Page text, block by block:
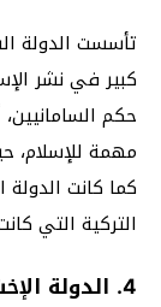
تأسست الدولة
كبير في نشر
حكم
مهمة للإسلام،
كما كانت الدولة
التركية التي
4. الدولة الإخشيدية